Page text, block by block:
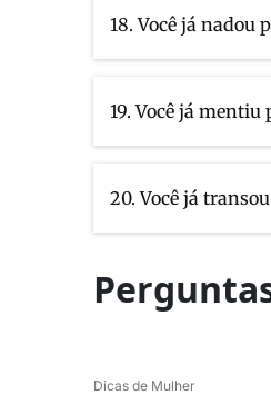
18. Você já nadou
19. Você já
20. Você já
Dicas de Mulher